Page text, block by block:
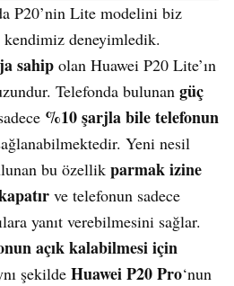
P20’nin Lite modelini biz
kendimiz deneyimledik.
sahip olan Huawei P20 Lite’ın
Telefonda bulunan güç
%10 şarjla bile telefonun
Yeni nesil
bu özellik parmak izine
ve telefonun sadece
yanıt verebilmesini sağlar.
açık kalabilmesi için
şekilde Huawei P20 Pro‘nun